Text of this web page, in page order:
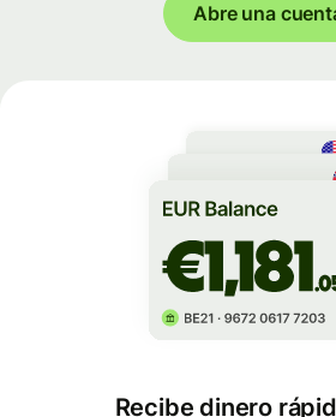
Abre una
Recibe dinero